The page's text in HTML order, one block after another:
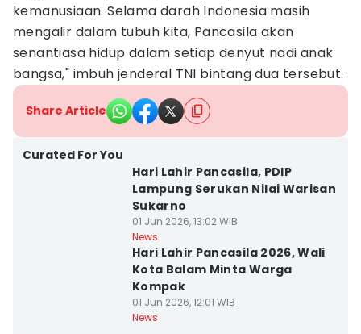
kemanusiaan. Selama darah Indonesia masih
mengalir dalam tubuh kita, Pancasila akan
senantiasa hidup dalam setiap denyut nadi anak
bangsa," imbuh jenderal TNI bintang dua tersebut.
Share Article
Curated For You
Hari Lahir Pancasila, PDIP
Lampung Serukan Nilai Warisan
Sukarno
01 Jun 2026, 13:02 WIB
News
Hari Lahir Pancasila 2026, Wali
Kota Balam Minta Warga
Kompak
01 Jun 2026, 12:01 WIB
News